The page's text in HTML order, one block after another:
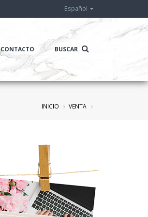
Español
CONTACTO BUSCAR
INICIO VENTA